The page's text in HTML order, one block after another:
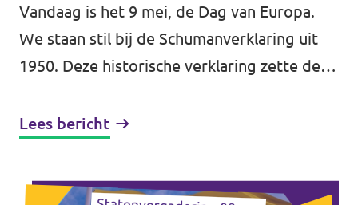
Vandaag is het 9 mei, de Dag van Europa.
We staan stil bij de Schumanverklaring uit
1950. Deze historische verklaring zette de
wat decennia van vrede en...
Lees bericht